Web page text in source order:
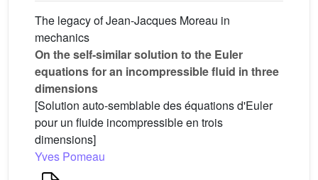
The legacy of Jean-Jacques Moreau in
mechanics
On the self-similar solution to the Euler
equations for an incompressible fluid in three
dimensions
[Solution auto-semblable des équations d'Euler
pour un fluide incompressible en trois
dimensions]
Yves Pomeau